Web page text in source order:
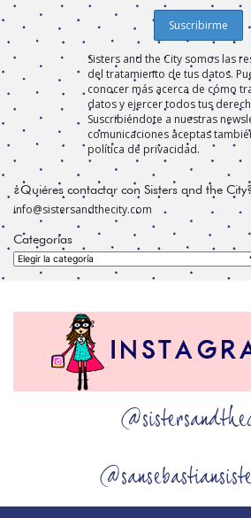
Sisters and the City somos las
del tratamiento de tus datos.
conocer más acerca de cómo
datos y ejercer todos tus
Suscribiéndote a nuestras
comunicaciones aceptas
política de privacidad.
¿Quiéres contactar con Sisters and the
info@sistersandthecity.com
Categorías
Categorías